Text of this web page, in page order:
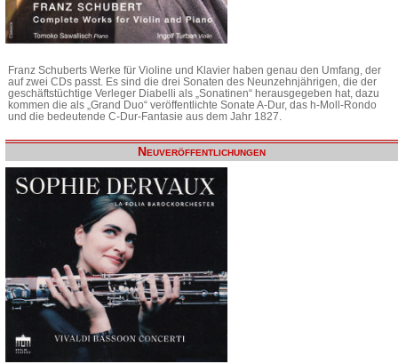
Franz Schuberts Werke für Violine und Klavier haben genau den Umfang, der
auf zwei CDs passt. Es sind die drei Sonaten des Neunzehnjährigen, die der
geschäftstüchtige Verleger Diabelli als „Sonatinen“ herausgegeben hat, dazu
kommen die als „Grand Duo“ veröffentlichte Sonate A-Dur, das h-Moll-Rondo
und die bedeutende C-Dur-Fantasie aus dem Jahr 1827.
Neuveröffentlichungen